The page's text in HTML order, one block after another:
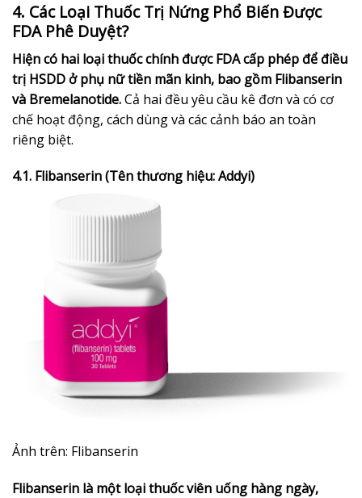
4. Các Loại Thuốc Trị Nứng Phổ Biến Được
FDA Phê Duyệt?
Hiện có hai loại thuốc chính được FDA cấp phép để điều
trị HSDD ở phụ nữ tiền mãn kinh, bao gồm Flibanserin
và Bremelanotide.Cả hai đều yêu cầu kê đơn và có cơ
chế hoạt động, cách dùng và các cảnh báo an toàn
riêng biệt.
4.1. Flibanserin (Tên thương hiệu: Addyi)
Ảnh trên: Flibanserin
Flibanserin là một loại thuốc viên uống hàng ngày,